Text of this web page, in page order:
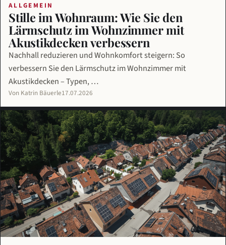
ALLGEMEIN
Stille im Wohnraum: Wie Sie den
Lärmschutz im Wohnzimmer mit
Akustikdecken verbessern
Nachhall reduzieren und Wohnkomfort steigern: So
verbessern Sie den Lärmschutz im Wohnzimmer mit
Akustikdecken – Typen, …
Von Katrin Bäuerle17.07.2026